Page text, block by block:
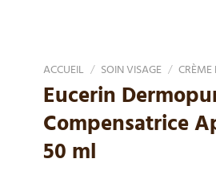
ACCUEIL / SOIN VISAGE /
Eucerin
Compensatrice
50 ml